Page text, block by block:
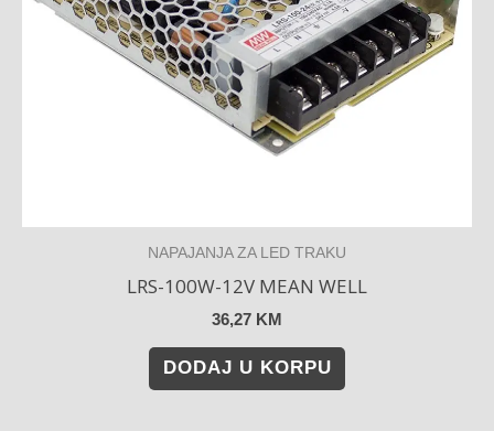
NAPAJANJA ZA LED TRAKU
LRS-100W-12V MEAN WELL
36,27 KM
DODAJ U KORPU